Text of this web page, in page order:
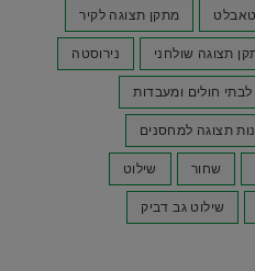
מתקן תצוגה לקיר
תצוגה שולחני נירוסטה
חולים ומעבדות
תצוגה למחסנים
שחור שילוט
שילוט גב דביק